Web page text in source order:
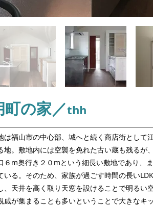
町の家／thh
は福山市の中心部、城へと続く商店街として
地。敷地内には空襲を免れた古い蔵も残るが
６m奥行き２０mという細長い敷地であり、
いる。そのため、家族が過ごす時間の長い
、天井を高く取り天窓を設けることで明るい
戚が集まることも多いということで大きなキ